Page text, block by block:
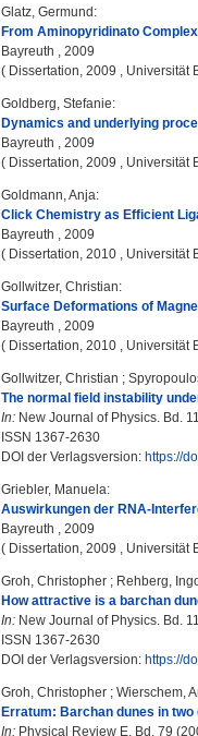
Glatz, Germund :
From Aminopyridinato
Bayreuth , 2009
( Dissertation, 2009 , Universität
Goldberg, Stefanie:
Dynamics and underlying
Bayreuth , 2009
( Dissertation, 2009 , Universität
Goldmann, Anja:
Click Chemistry as Efficient
Bayreuth , 2009
( Dissertation, 2010 , Universität
Gollwitzer, Christian:
Surface Deformations of
Bayreuth , 2009
( Dissertation, 2010 , Universität
Gollwitzer, Christian ;
The normal field instability
In: New Journal of Physics. Bd.
ISSN 1367-2630
DOI der Verlagsversion: https://
Griebler, Manuela:
Auswirkungen der RNA-
Bayreuth , 2009
( Dissertation, 2009 , Universität
Groh, Christopher ; Rehberg,
How attractive is a barchan
In: New Journal of Physics. Bd.
ISSN 1367-2630
DOI der Verlagsversion: https://
Groh, Christopher ; Wierschem,
Erratum: Barchan dunes in
In: Physical Review E. Bd. 79